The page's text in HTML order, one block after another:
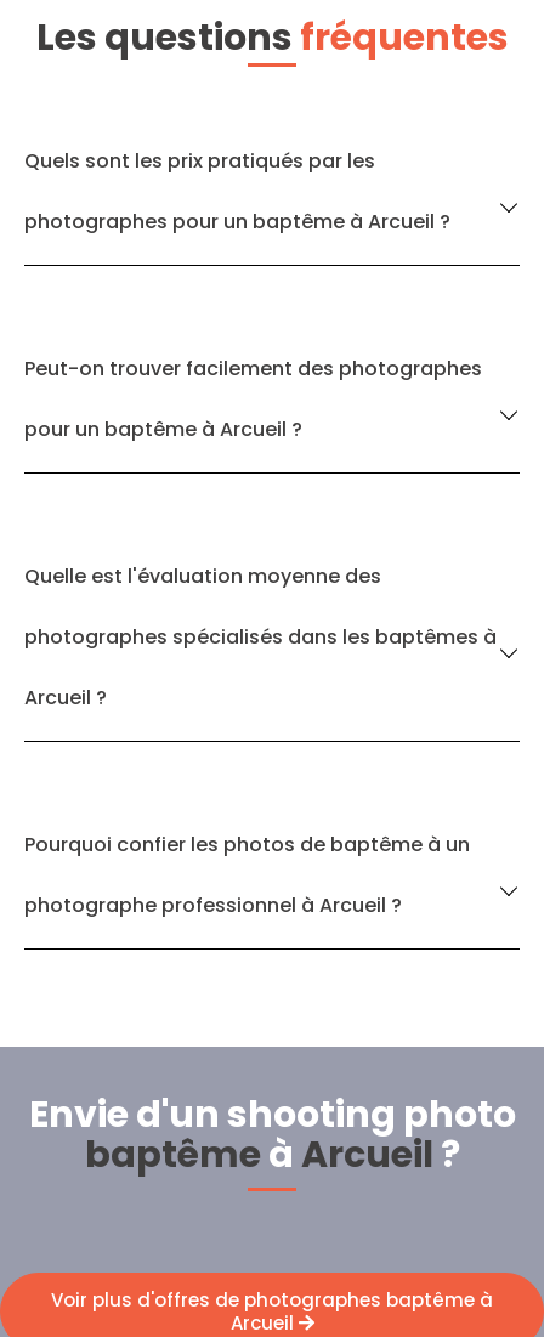
Les questionsfréquentes
Quels sont les prix pratiqués par les
photographes pour un baptême à Arcueil ?
Peut-on trouver facilement des photographes
pour un baptême à Arcueil ?
Quelle est l'évaluation moyenne des
photographes spécialisés dans les baptêmes à
Arcueil ?
Pourquoi confier les photos de baptême à un
photographe professionnel à Arcueil ?
Envie d'un shooting photo
baptêmeàArcueil?
Voir plus d'offres de photographes baptême à
Arcueil